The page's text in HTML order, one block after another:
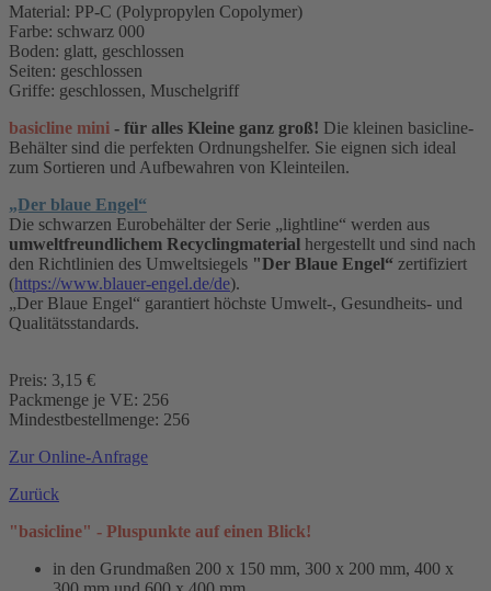
Material: PP-C (Polypropylen Copolymer)
Farbe: schwarz 000
Boden: glatt, geschlossen
Seiten: geschlossen
Griffe: geschlossen, Muschelgriff
basicline mini - für alles Kleine ganz groß! Die kleinen basicline-
Behälter sind die perfekten Ordnungshelfer. Sie eignen sich ideal
zum Sortieren und Aufbewahren von Kleinteilen.
„Der blaue Engel“
Die schwarzen Eurobehälter der Serie „lightline“ werden aus
umweltfreundlichem Recyclingmaterial hergestellt und sind nach
den Richtlinien des Umweltsiegels "Der Blaue Engel“ zertifiziert
(https://www.blauer-engel.de/de).
„Der Blaue Engel“ garantiert höchste Umwelt-, Gesundheits- und
Qualitätsstandards.
Preis: 3,15 €
Packmenge je VE: 256
Mindestbestellmenge: 256
Zur Online-Anfrage
Zurück
"basicline" - Pluspunkte auf einen Blick!
in den Grundmaßen 200 x 150 mm, 300 x 200 mm, 400 x